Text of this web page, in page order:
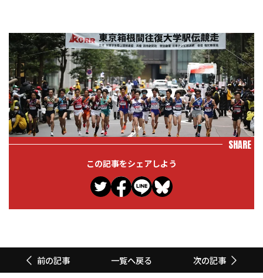
SHARE
この記事をシェアしよう
前の記事 一覧へ戻る 次の記事